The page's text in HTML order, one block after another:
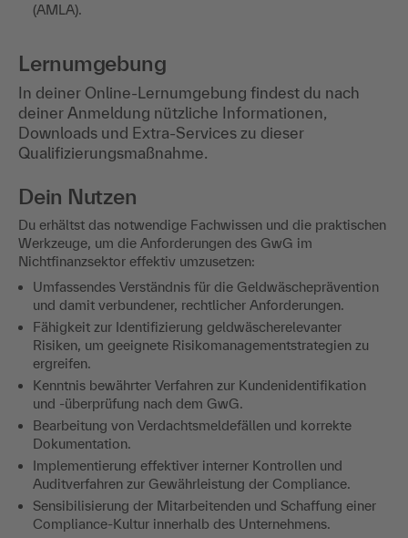
(AMLA).
Lernumgebung
In deiner Online-Lernumgebung findest du nach
deiner Anmeldung nützliche Informationen,
Downloads und Extra-Services zu dieser
Qualifizierungsmaßnahme.
Dein Nutzen
Du erhältst das notwendige Fachwissen und die praktischen
Werkzeuge, um die Anforderungen des GwG im
Nichtfinanzsektor effektiv umzusetzen:
Umfassendes Verständnis für die Geldwäscheprävention
und damit verbundener, rechtlicher Anforderungen.
Fähigkeit zur Identifizierung geldwäscherelevanter
Risiken, um geeignete Risikomanagementstrategien zu
ergreifen.
Kenntnis bewährter Verfahren zur Kundenidentifikation
und -überprüfung nach dem GwG.
Bearbeitung von Verdachtsmeldefällen und korrekte
Dokumentation.
Implementierung effektiver interner Kontrollen und
Auditverfahren zur Gewährleistung der Compliance.
Sensibilisierung der Mitarbeitenden und Schaffung einer
Compliance-Kultur innerhalb des Unternehmens.